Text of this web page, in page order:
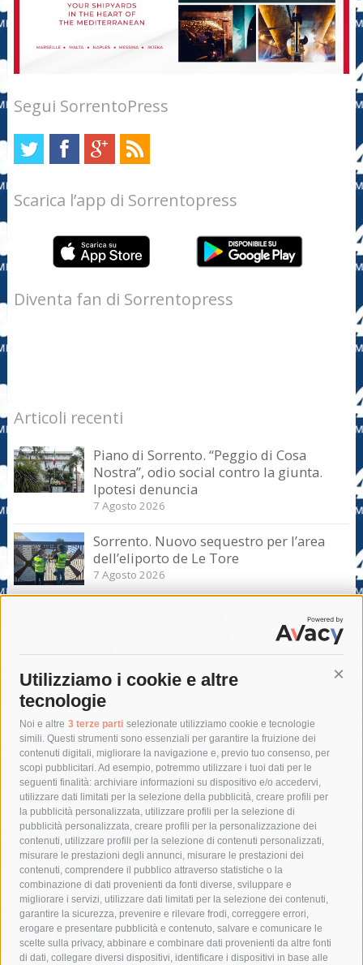
Utilizziamo i cookie e altre
tecnologie
Noi e altre 3 terze parti selezionate utilizziamo cookie e tecnologie
simili. Questi strumenti sono essenziali per garantire la fruizione dei
contenuti digitali, migliorare la navigazione e, previo tuo consenso, per
scopi pubblicitari. Ad esempio, potremmo utilizzare i tuoi dati per le
seguenti finalità: archiviare informazioni su dispositivo e/o accedervi,
utilizzare dati limitati per la selezione della pubblicità, creare profili per
la pubblicità personalizzata, utilizzare profili per la selezione di
pubblicità personalizzata, creare profili per la personalizzazione dei
contenuti, utilizzare profili per la selezione di contenuti personalizzati,
misurare le prestazioni degli annunci, misurare le prestazioni dei
contenuti, comprendere il pubblico attraverso statistiche o la
combinazione di dati provenienti da fonti diverse, sviluppare e
migliorare i servizi, utilizzare dati limitati per la selezione dei contenuti,
garantire la sicurezza, prevenire e rilevare frodi, correggere errori,
erogare e presentare pubblicità e contenuto, salvare e comunicare le
scelte sulla privacy, abbinare e combinare dati provenienti da altre fonti
di dati, collegare diversi dispositivi, identificare i dispositivi in base alle
Segui SorrentoPress
Scarica l’app di Sorrentopress
Diventa fan di Sorrentopress
Articoli recenti
Piano di Sorrento. “Peggio di Cosa
Nostra”, odio social contro la giunta.
Ipotesi denuncia
7 Agosto 2026
Sorrento. Nuovo sequestro per l’area
dell’eliporto de Le Tore
7 Agosto 2026
Sorrento. Aggredisce sessualmente una
turista e le strappa il portafogli, fermato
dai carabinieri
Tag
acqua allerta meteo
anas
area marina protetta di punta campanella
arresto
Asl Napoli 3 sud
capitaneria di porto capri
carabinieri
castellammare di stabia
circumvesuviana
comune di sorrento
concerto
contagi
costiera amalfitana
covid-19 eav
elezioni
fondazione sorrento
gori guardia costiera
incidente
lavori
lorenzo balducelli mare
massa lubrense